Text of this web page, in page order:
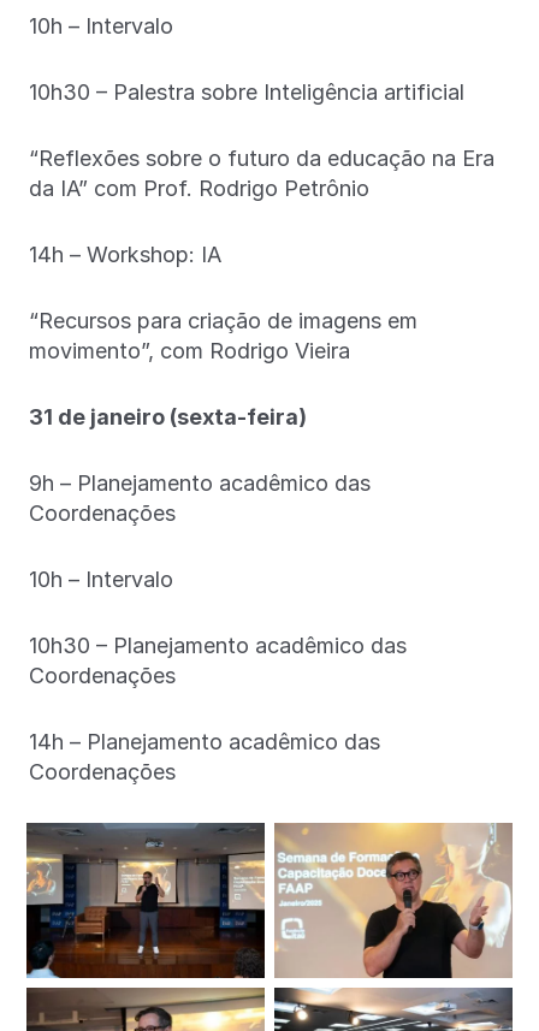
10h – Intervalo
10h30 – Palestra sobre Inteligência artificial
“Reflexões sobre o futuro da educação na Era
da IA” com Prof. Rodrigo Petrônio
14h – Workshop: IA
“Recursos para criação de imagens em
movimento”, com Rodrigo Vieira
31 de janeiro (sexta-feira)
9h – Planejamento acadêmico das
Coordenações
10h – Intervalo
10h30 – Planejamento acadêmico das
Coordenações
14h – Planejamento acadêmico das
Coordenações